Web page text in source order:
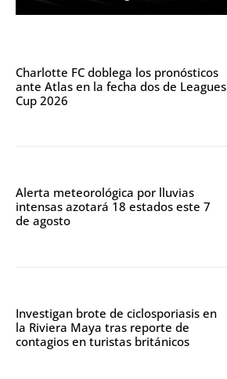
Charlotte FC doblega los pronósticos
ante Atlas en la fecha dos de Leagues
Cup 2026
Alerta meteorológica por lluvias
intensas azotará 18 estados este 7
de agosto
Investigan brote de ciclosporiasis en
la Riviera Maya tras reporte de
contagios en turistas británicos